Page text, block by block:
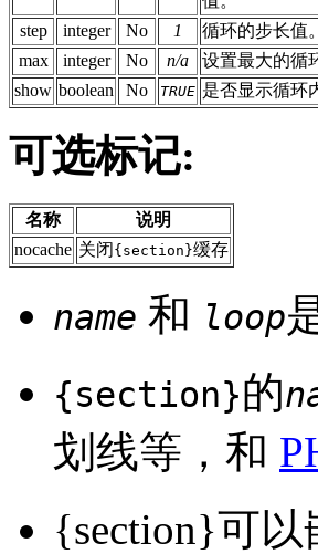
step
integer No 1
循环的步长值
max
integer No n/a
设置最大的循
show boolean No TRUE 是否显示循环
可选标记:
名称
说明
nocache 关闭 {section}缓存
name 和 loop
{section}的
划线等，和
{section}可